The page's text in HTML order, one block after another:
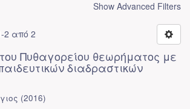
Show Advanced Filters
2 από 2
Πυθαγορείου θεωρήματος με
διαδραστικών
(2016)